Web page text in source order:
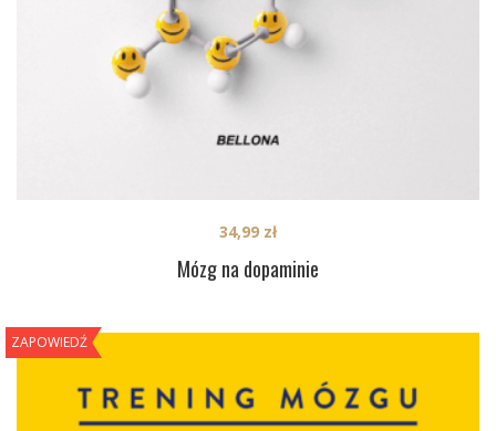
Mózg na dopaminie
34,99 zł
ZAPOWIEDŹ